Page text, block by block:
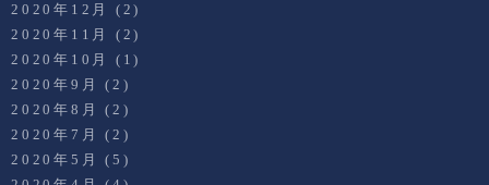
2020年12月
(2)
2020年11月
(2)
2020年10月
(1)
2020年9月
(2)
2020年8月
(2)
2020年7月
(2)
2020年5月
(5)